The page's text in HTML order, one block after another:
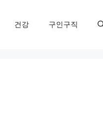
건강 구인구직